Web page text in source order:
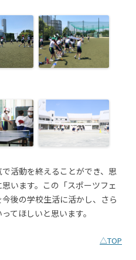
活動を終えることができ、思
います。この「スポーツフェ
後の学校生活に活かし、さら
てほしいと思います。
△TOP